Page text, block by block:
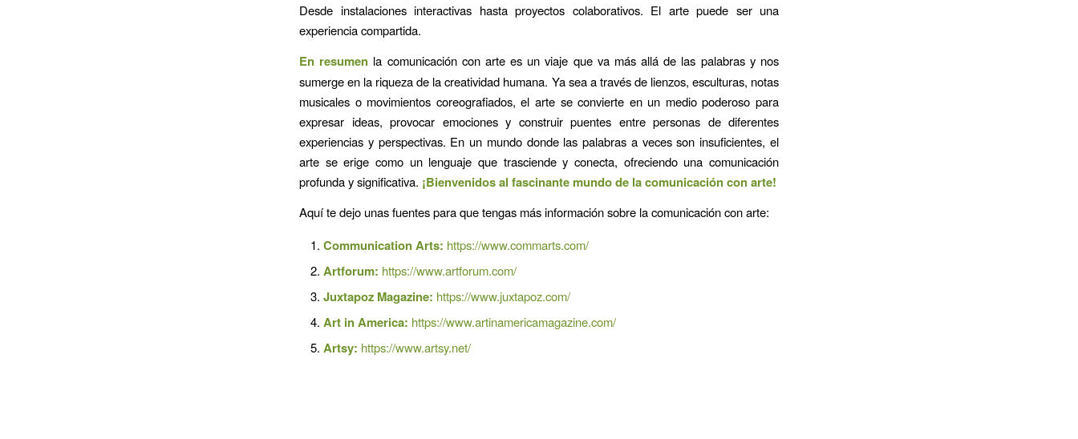
Desde instalaciones interactivas hasta proyectos colaborativos. El arte puede ser una
experiencia compartida.
En resumen la comunicación con arte es un viaje que va más allá de las palabras y nos
sumerge en la riqueza de la creatividad humana. Ya sea a través de lienzos, esculturas, notas
musicales o movimientos coreografiados, el arte se convierte en un medio poderoso para
expresar ideas, provocar emociones y construir puentes entre personas de diferentes
experiencias y perspectivas. En un mundo donde las palabras a veces son insuficientes, el
arte se erige como un lenguaje que trasciende y conecta, ofreciendo una comunicación
profunda y significativa. ¡Bienvenidos al fascinante mundo de la comunicación con arte!
Aquí te dejo unas fuentes para que tengas más información sobre la comunicación con arte:
Communication Arts: https://www.commarts.com/
Artforum: https://www.artforum.com/
Juxtapoz Magazine: https://www.juxtapoz.com/
Art in America: https://www.artinamericamagazine.com/
Artsy: https://www.artsy.net/